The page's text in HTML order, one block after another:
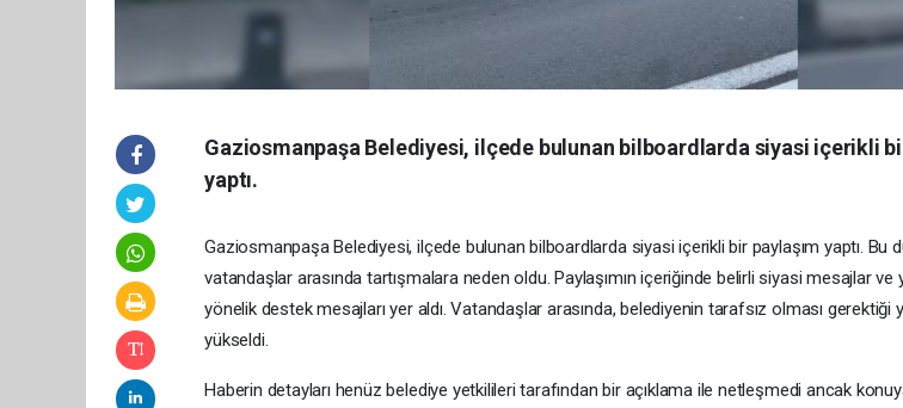
Gaziosmanpaşa Belediyesi, ilçede bulunan bilboardlarda siyasi içerikli
yaptı.
Gaziosmanpaşa Belediyesi, ilçede bulunan bilboardlarda siyasi içerikli bir paylaşım yaptı. Bu
vatandaşlar arasında tartışmalara neden oldu. Paylaşımın içeriğinde belirli siyasi mesajlar ve
yönelik destek mesajları yer aldı. Vatandaşlar arasında, belediyenin tarafsız olması gerektiği
yükseldi.
Haberin detayları henüz belediye yetkilileri tarafından bir açıklama ile netleşmedi ancak